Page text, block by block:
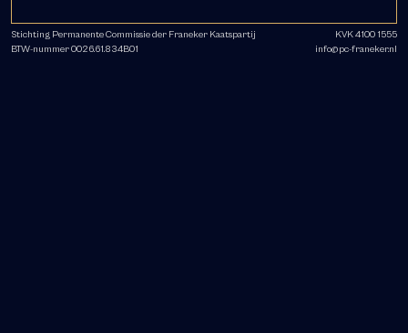
Stichting Permanente Commissie der Franeker Kaatspartij
KVK 4100 1555
BTW-nummer 0026.61.834B01
info@pc-franeker.nl